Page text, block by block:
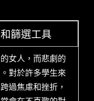
篩選工具
女人，而悲劇的
對於許多學生來
過焦慮和挫折，